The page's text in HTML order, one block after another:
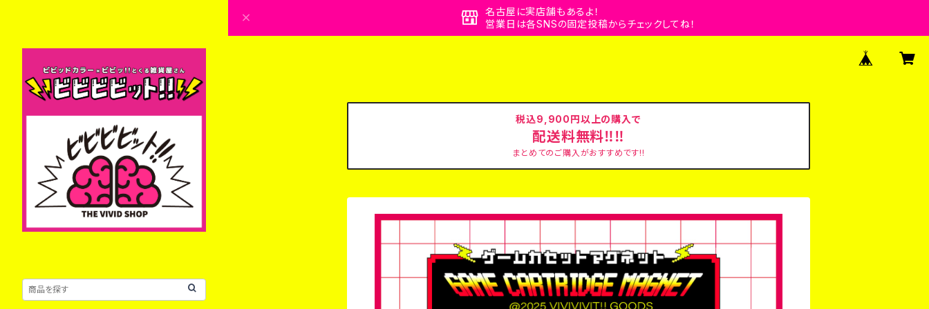
名古屋に実店舗もあるよ！
営業日は各SNSの固定投稿からチェックしてね！
税込9,900円以上の購入で
配送料無料‼‼
まとめてのご購入がおすすめです!!